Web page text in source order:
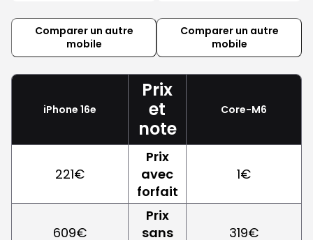
Comparer un autre
mobile
Comparer un autre
mobile
iPhone 16e
Prix
et
note
Core-M6
221€
Prix
avec
forfait
1€
609€
Prix
sans
319€